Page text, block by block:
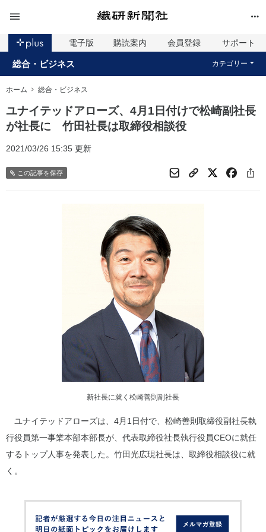
電子版 購読案内 会員登録 サポート
総合・ビジネス カテゴリー
ホーム 総合・ビジネス
ユナイテッドアローズ、4月1日付けで松崎副社長
が社長に 竹田社長は取締役相談役
2021/03/26 15:35 更新
この記事を保存
新社長に就く松崎善則副社長
ユナイテッドアローズは、4月1日付で、松崎善則取締役副社長執
行役員第一事業本部本部長が、代表取締役社長執行役員CEOに就任
するトップ人事を発表した。竹田光広現社長は、取締役相談役に就
く。